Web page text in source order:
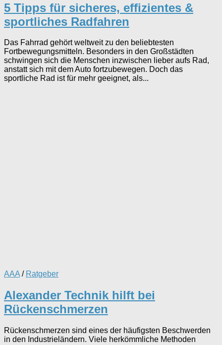
5 Tipps für sicheres, effizientes &
sportliches Radfahren
Das Fahrrad gehört weltweit zu den beliebtesten
Fortbewegungsmitteln. Besonders in den Großstädten
schwingen sich die Menschen inzwischen lieber aufs Rad,
anstatt sich mit dem Auto fortzubewegen. Doch das
sportliche Rad ist für mehr geeignet, als...
AAA/ Ratgeber
Alexander Technik hilft bei
Rückenschmerzen
Rückenschmerzen sind eines der häufigsten Beschwerden
in den Industrieländern. Viele herkömmliche Methoden